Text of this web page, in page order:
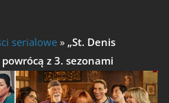
serialowe» „St. Denis
powrócą z 3. sezonami